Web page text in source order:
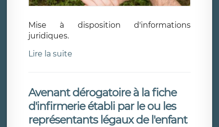
Mise à disposition d'informations
juridiques.
Lire la suite
Avenant dérogatoire à la fiche
d'infirmerie établi par le ou les
représentants légaux de l'enfant